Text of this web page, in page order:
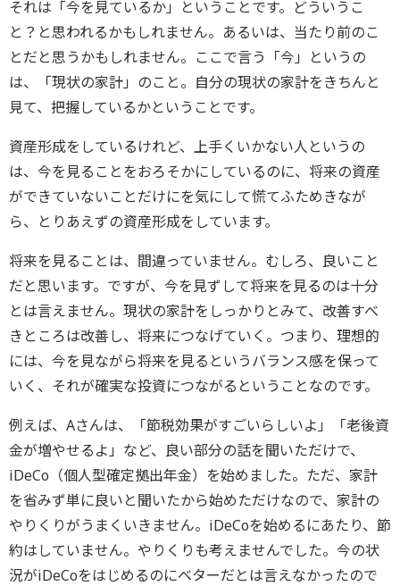
それは「今を見ているか」ということです。どういうこ
と？と思われるかもしれません。あるいは、当たり前のこ
とだと思うかもしれません。ここで言う「今」というの
は、「現状の家計」のこと。自分の現状の家計をきちんと
見て、把握しているかということです。
資産形成をしているけれど、上手くいかない人というの
は、今を見ることをおろそかにしているのに、将来の資産
ができていないことだけにを気にして慌てふためきなが
ら、とりあえずの資産形成をしています。
将来を見ることは、間違っていません。むしろ、良いこと
だと思います。ですが、今を見ずして将来を見るのは十分
とは言えません。現状の家計をしっかりとみて、改善すべ
きところは改善し、将来につなげていく。つまり、理想的
には、今を見ながら将来を見るというバランス感を保って
いく、それが確実な投資につながるということなのです。
例えば、Aさんは、「節税効果がすごいらしいよ」「老後資
金が増やせるよ」など、良い部分の話を聞いただけで、
iDeCo（個人型確定拠出年金）を始めました。ただ、家計
を省みず単に良いと聞いたから始めただけなので、家計の
やりくりがうまくいきません。iDeCoを始めるにあたり、節
約はしていません。やりくりも考えませんでした。今の状
況がiDeCoをはじめるのにベターだとは言えなかったので